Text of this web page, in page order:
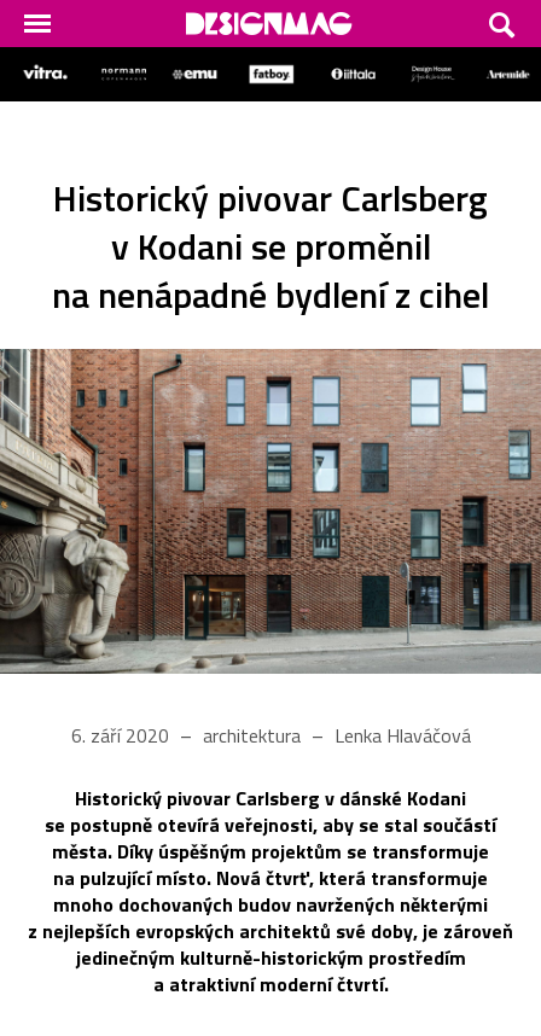
Historický pivovar Carlsberg
v Kodani se proměnil
na nenápadné bydlení z cihel
6. září 2020 architektura Lenka Hlaváčová
Historický pivovar Carlsberg v dánské Kodani
se postupně otevírá veřejnosti, aby se stal součástí
města. Díky úspěšným projektům se transformuje
na pulzující místo. Nová čtvrť, která transformuje
mnoho dochovaných budov navržených některými
z nejlepších evropských architektů své doby, je zároveň
jedinečným kulturně-historickým prostředím
a atraktivní moderní čtvrtí.